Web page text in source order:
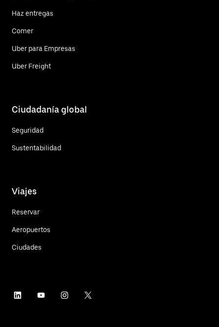
Haz entregas
Comer
Uber para Empresas
Uber Freight
Ciudadanía global
Seguridad
Sustentabilidad
Viajes
Reservar
Aeropuertos
Ciudades